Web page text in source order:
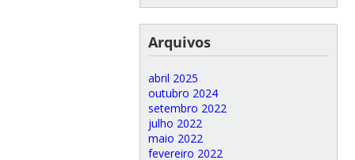
Arquivos
abril 2025
outubro 2024
setembro 2022
julho 2022
maio 2022
fevereiro 2022